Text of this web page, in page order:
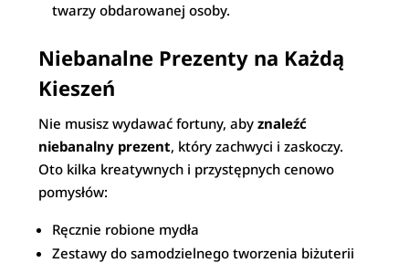
twarzy obdarowanej osoby.
Niebanalne Prezenty na Każdą
Kieszeń
Nie musisz wydawać fortuny, abyznaleźć
niebanalny prezent, który zachwyci i zaskoczy.
Oto kilka kreatywnych i przystępnych cenowo
pomysłów:
Ręcznie robione mydła
Zestawy do samodzielnego tworzenia biżuterii